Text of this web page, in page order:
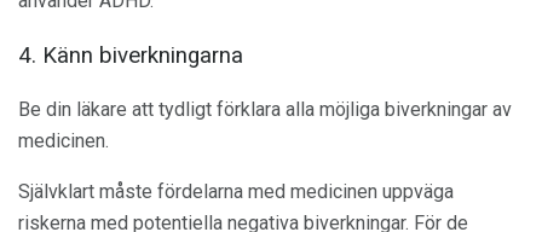
4. Känn biverkningarna
Be din läkare att tydligt förklara alla möjliga biverkningar av
medicinen.
Självklart måste fördelarna med medicinen uppväga
riskerna med potentiella negativa biverkningar. För de